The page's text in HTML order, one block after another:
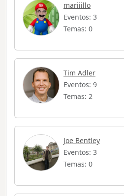
mariiillo
Eventos: 3
Temas: 0
Tim Adler
Eventos: 9
Temas: 2
Joe Bentley
Eventos: 3
Temas: 0